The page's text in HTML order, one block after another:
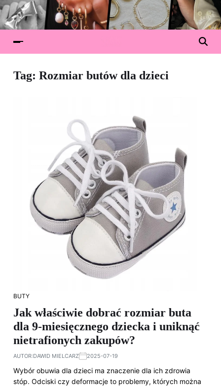
Tag: Rozmiar butów dla dzieci
BUTY
Jak właściwie dobrać rozmiar buta
dla 9-miesięcznego dziecka i uniknąć
nietrafionych zakupów?
AUTOR:DAWID MIELCARZ 2025-07-19
Wybór obuwia dla dzieci ma znaczenie dla ich zdrowia
stóp. Odciski czy deformacje to problemy, których można